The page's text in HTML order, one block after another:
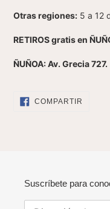
Otras regiones: 5 a 12
RETIROS gratis en
ÑUÑOA: Av. Grecia 727.
COMPARTIR
Suscríbete para